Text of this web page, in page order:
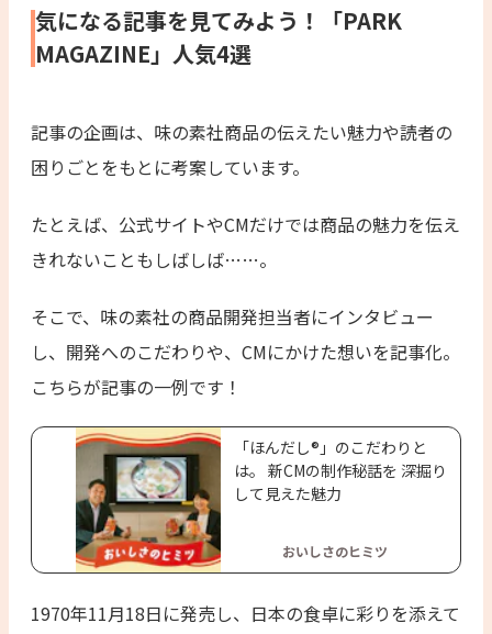
気になる記事を見てみよう！「PARK
MAGAZINE」人気4選
記事の企画は、味の素社商品の伝えたい魅力や読者の
困りごとをもとに考案しています。
たとえば、公式サイトやCMだけでは商品の魅力を伝え
きれないこともしばしば……。
そこで、味の素社の商品開発担当者にインタビュー
し、開発へのこだわりや、CMにかけた想いを記事化。
こちらが記事の一例です！
「ほんだし®」のこだわりと
は。 新CMの制作秘話を 深掘り
して見えた魅力
おいしさのヒミツ
1970年11月18日に発売し、日本の食卓に彩りを添えて